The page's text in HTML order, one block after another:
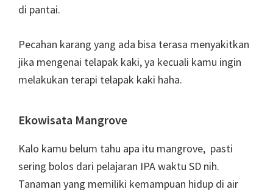
di pantai.
Pecahan karang yang ada bisa terasa menyakitkan
jika mengenai telapak kaki, ya kecuali kamu ingin
melakukan terapi telapak kaki haha.
Ekowisata Mangrove
Kalo kamu belum tahu apa itu mangrove, pasti
sering bolos dari pelajaran IPA waktu SD nih.
Tanaman yang memiliki kemampuan hidup di air